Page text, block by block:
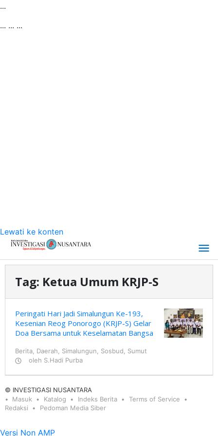
...
... ... ...
Lewati ke konten
Tag: Ketua Umum KRJP-S
Peringati Hari Jadi Simalungun Ke-193,
Kesenian Reog Ponorogo (KRJP-S) Gelar
Doa Bersama untuk Keselamatan Bangsa
Berita Daerah Simalungun Sosbud
Sumut
oleh S.Hadi Purba
© INVESTIGASI NUSANTARA
Masuk
Katalog Indeks Berita
Terms of Service
Redaksi
Pedoman Media Siber
Versi Non AMP